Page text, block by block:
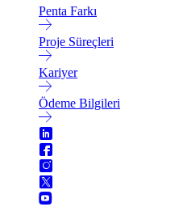
Penta Farkı
Proje Süreçleri
Kariyer
Ödeme Bilgileri